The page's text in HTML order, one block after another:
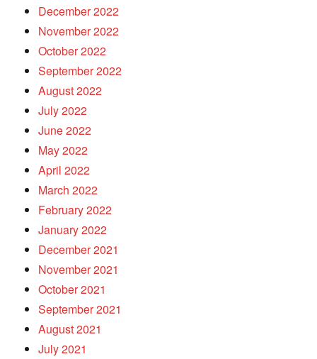
December 2022
November 2022
October 2022
September 2022
August 2022
July 2022
June 2022
May 2022
April 2022
March 2022
February 2022
January 2022
December 2021
November 2021
October 2021
September 2021
August 2021
July 2021